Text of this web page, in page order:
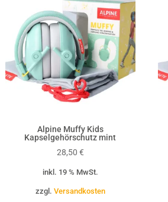
Alpine Muffy Kids
Kapselgehörschutz mint
28,50 €
inkl. 19 % MwSt.
zzgl. Versandkosten